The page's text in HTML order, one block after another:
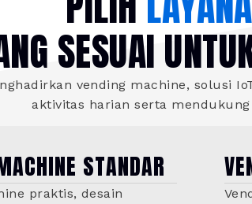
SESUAI
vending machine, solusi
aktivitas harian serta
STANDAR
praktis, desain